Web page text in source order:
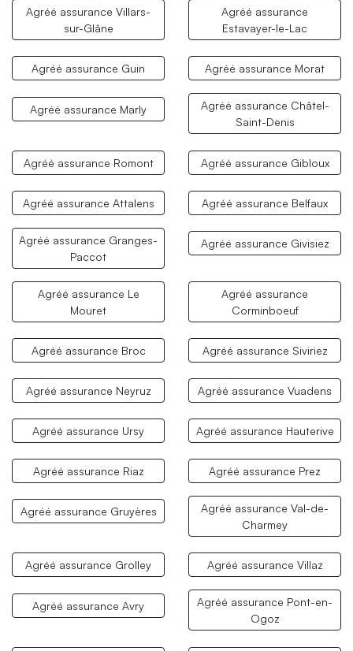
Agréé assurance Villars-
sur-Glâne
Agréé assurance
Estavayer-le-Lac
Agréé assurance Guin Agréé assurance Morat
Agréé assurance Marly
Agréé assurance Châtel-
Saint-Denis
Agréé assurance Romont Agréé assurance Gibloux
Agréé assurance Attalens Agréé assurance Belfaux
Agréé assurance Granges-
Paccot
Agréé assurance Givisiez
Agréé assurance Le
Mouret
Agréé assurance
Corminboeuf
Agréé assurance Broc Agréé assurance Siviriez
Agréé assurance Neyruz Agréé assurance Vuadens
Agréé assurance Ursy Agréé assurance Hauterive
Agréé assurance Riaz Agréé assurance Prez
Agréé assurance Gruyères
Agréé assurance Val-de-
Charmey
Agréé assurance Grolley Agréé assurance Villaz
Agréé assurance Avry
Agréé assurance Pont-en-
Ogoz